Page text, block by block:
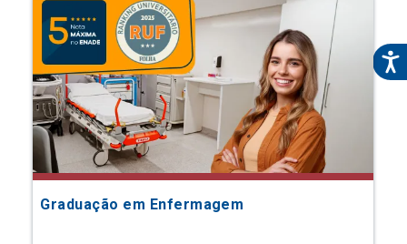
Graduação em Enfermagem